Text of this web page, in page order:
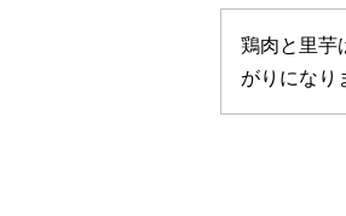
鶏肉と里芋
がりになり